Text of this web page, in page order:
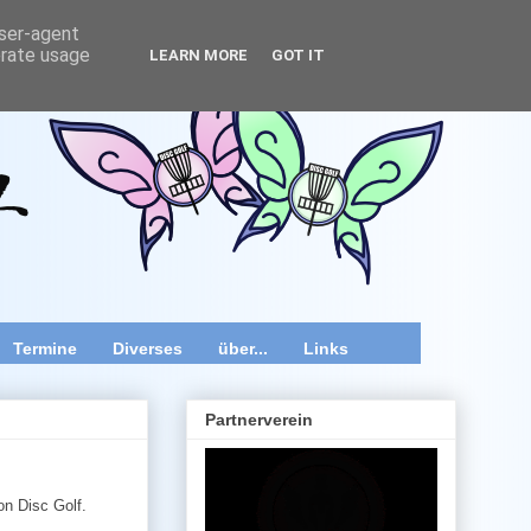
im Raum Wien, Niederösterreich und Burgenland
und diverse Kurztipps.
Termine Diverses über... Links
Disc Golf.
Partnerverein
agent
usage
LEARN MORE GOT IT